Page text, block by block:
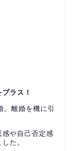
ラス！
離婚を機に引
や自己否定感
た。